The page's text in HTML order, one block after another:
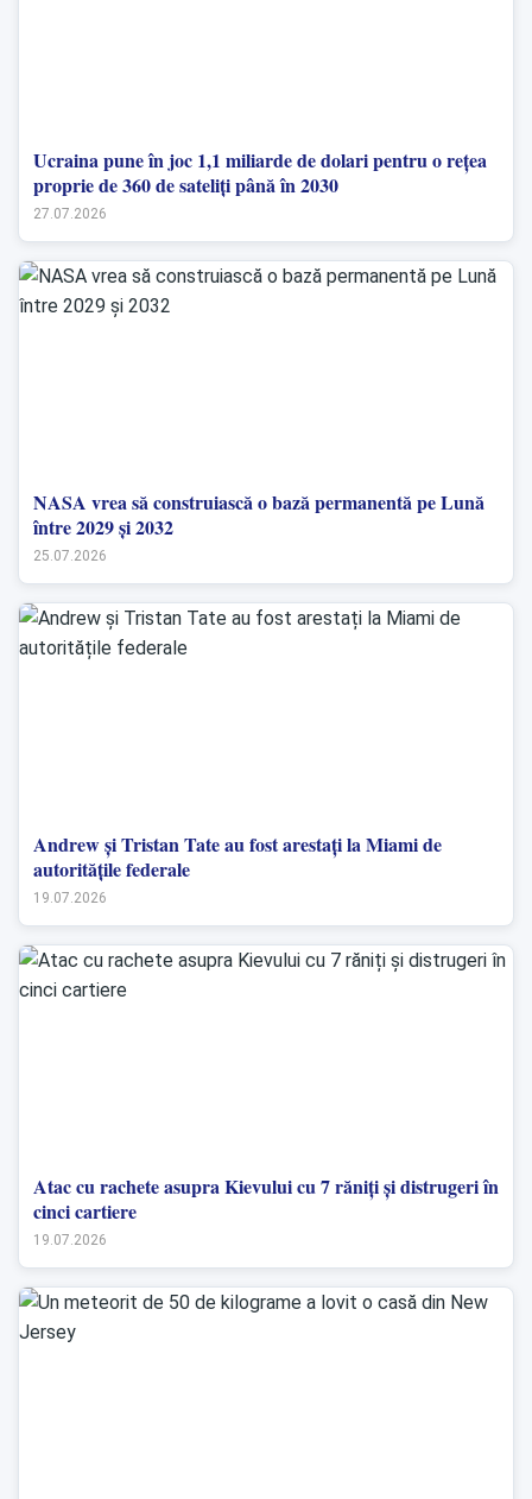
Ucraina pune în joc 1,1 miliarde de dolari pentru o rețea
proprie de 360 de sateliți până în 2030
27.07.2026
NASA vrea să construiască o bază permanentă pe Lună
între 2029 și 2032
25.07.2026
Andrew și Tristan Tate au fost arestați la Miami de
autoritățile federale
19.07.2026
Atac cu rachete asupra Kievului cu 7 răniți și distrugeri în
cinci cartiere
19.07.2026